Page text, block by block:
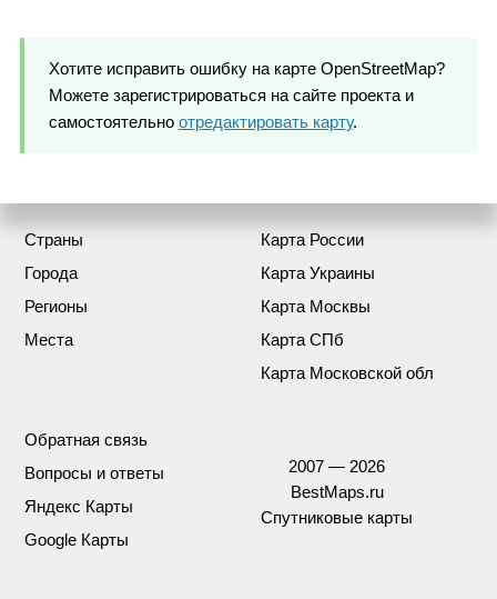
Хотите исправить ошибку на карте OpenStreetMap?
Можете зарегистрироваться на сайте проекта и
самостоятельно отредактировать карту.
Страны
Города
Регионы
Места
Карта России
Карта Украины
Карта Москвы
Карта СПб
Карта Московской обл
Обратная связь
Вопросы и ответы
Яндекс Карты
Google Карты
2007 — 2026
BestMaps.ru
Спутниковые карты